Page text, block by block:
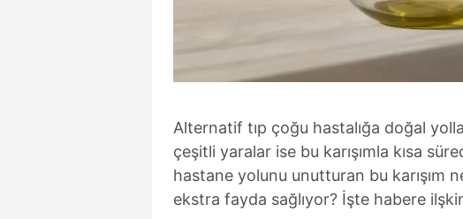
Alternatif tıp çoğu hastalığa doğal
çeşitli yaralar ise bu karışımla kısa
hastane yolunu unutturan bu karışım
ekstra fayda sağlıyor? İşte habere